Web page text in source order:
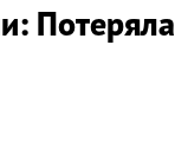
Потеряла